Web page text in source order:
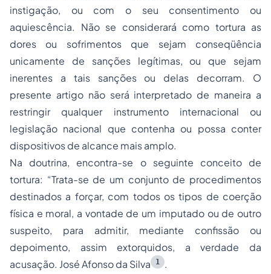
instigação, ou com o seu consentimento ou
aquiescência. Não se considerará como tortura as
dores ou sofrimentos que sejam conseqüência
unicamente de sanções legítimas, ou que sejam
inerentes a tais sanções ou delas decorram. O
presente artigo não será interpretado de maneira a
restringir qualquer instrumento internacional ou
legislação nacional que contenha ou possa conter
dispositivos de alcance mais amplo.
Na doutrina, encontra-se o seguinte conceito de
tortura: “Trata-se de um conjunto de procedimentos
destinados a forçar, com todos os tipos de coerção
física e moral, a vontade de um imputado ou de outro
suspeito, para admitir, mediante confissão ou
depoimento, assim extorquidos, a verdade da
acusação. José Afonso da Silva
1
.